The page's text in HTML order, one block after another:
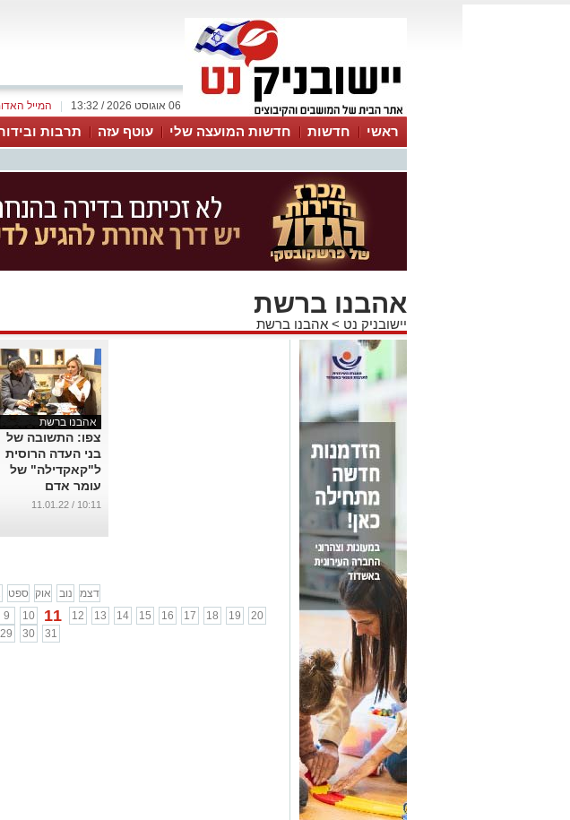
המייל 06 אוגוסט 2026 / 13:32
ראשי חדשות חדשות המועצה שלי עוטף עזה תרבות
אהבנו ברשת
יישובניק נט > אהבנו ברשת
אהבנו ברשת
צפו: התשובה של
בני העדה הרוסית
ל"קאקדילה" של
עומר אדם
שהסעיר את
...
10:11 / 11.01.22
ספט אוק נוב
דצמ
9 10 11 12 13 14 15 16 17 18 19
20
29 30 31